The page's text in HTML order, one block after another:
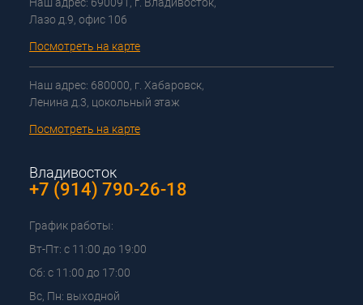
Лазо д.9, офис 106
Посмотреть на карте
Наш адрес: 680000, г. Хабаровск,
Ленина д.3, цокольный этаж
Посмотреть на карте
Владивосток
+7 (914) 790-26-18
График работы:
Вт-Пт: с 11:00 до 19:00
Сб: с 11:00 до 17:00
Вс, Пн: выходной